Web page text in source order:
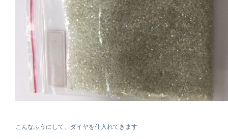
こんなふうにして、ダイヤを仕入れてきます